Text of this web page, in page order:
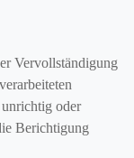
Vervollständigung
unrichtig oder
Berichtigung